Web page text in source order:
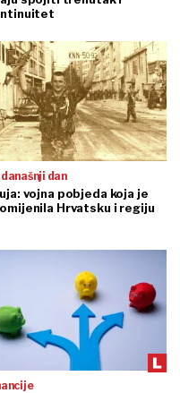
današnji dan
vojna pobjeda koja je
Hrvatsku i regiju